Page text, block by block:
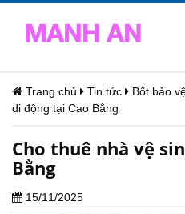
Trang chủ Tin tức Bốt bảo
di động tại Cao Bằng
Cho thuê nhà vệ
Bằng
15/11/2025